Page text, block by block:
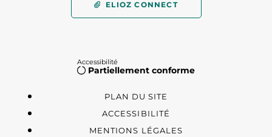
ELIOZ CONNECT
Accessibilité
Partiellement conforme
PLAN DU SITE
ACCESSIBILITÉ
MENTIONS LÉGALES